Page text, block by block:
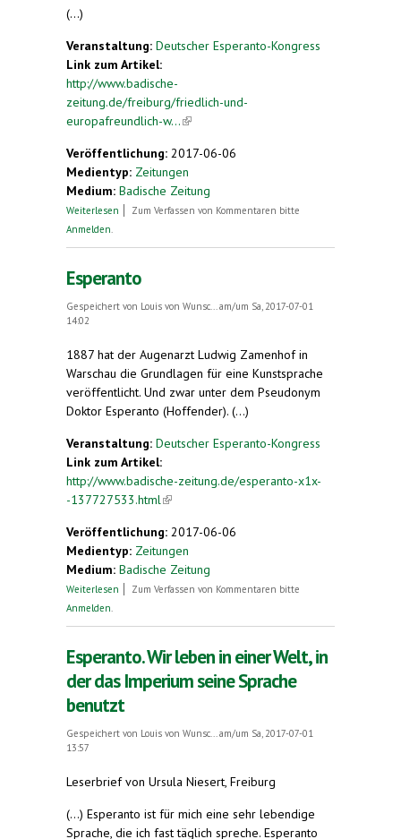
(...)
Veranstaltung: Deutscher Esperanto-Kongress
Link zum Artikel:
http://www.badische-
zeitung.de/freiburg/friedlich-und-
europafreundlich-w...(link is external)
Veröffentlichung: 2017-06-06
Medientyp: Zeitungen
Medium: Badische Zeitung
Weiterlesen über Künstlich geschaffene Sprache. Friedlich
Zum Verfassen von Kommentaren bitte
Anmelden
Esperanto
Gespeichert von Louis von Wunsc...
am/um Sa, 2017-07-01
14:02
1887 hat der Augenarzt Ludwig Zamenhof in
Warschau die Grundlagen für eine Kunstsprache
veröffentlicht. Und zwar unter dem Pseudonym
Doktor Esperanto (Hoffender). (...)
Veranstaltung: Deutscher Esperanto-Kongress
Link zum Artikel:
http://www.badische-zeitung.de/esperanto-x1x-
-137727533.html (link is external)
Veröffentlichung: 2017-06-06
Medientyp: Zeitungen
Medium: Badische Zeitung
Weiterlesen über Esperanto
Zum Verfassen von Kommentaren bitte
Anmelden
Esperanto. Wir leben in einer Welt, in
der das Imperium seine Sprache
benutzt
Gespeichert von Louis von Wunsc...
am/um Sa, 2017-07-01
13:57
Leserbrief von Ursula Niesert, Freiburg
(...) Esperanto ist für mich eine sehr lebendige
Sprache, die ich fast täglich spreche. Esperanto